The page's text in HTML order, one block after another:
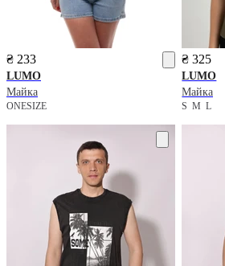
₴ 233
LUMO
Майка
ONESIZE
₴ 325
LUMO
Майка
SML